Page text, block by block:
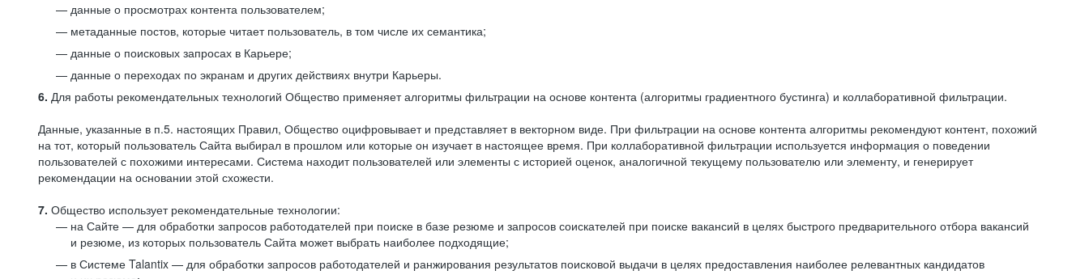
данные о просмотрах контента пользователем;
метаданные постов, которые читает пользователь, в том числе их семантика;
данные о поисковых запросах в Карьере;
данные о переходах по экранам и других действиях внутри Карьеры.
6. Для работы рекомендательных технологий Общество применяет алгоритмы фильтрации на основе контента (алгоритмы градиентного бустинга) и коллаборативной фильтрации.
Данные, указанные в п.5. настоящих Правил, Общество оцифровывает и представляет в векторном виде. При фильтрации на основе контента алгоритмы рекомендуют контент, похожий
на тот, который пользователь Сайта выбирал в прошлом или которые он изучает в настоящее время. При коллаборативной фильтрации используется информация о поведении
пользователей с похожими интересами. Система находит пользователей или элементы с историей оценок, аналогичной текущему пользователю или элементу, и генерирует
рекомендации на основании этой схожести.
7. Общество использует рекомендательные технологии:
на Сайте — для обработки запросов работодателей при поиске в базе резюме и запросов соискателей при поиске вакансий в целях быстрого предварительного отбора вакансий
и резюме, из которых пользователь Сайта может выбрать наиболее подходящие;
в Системе Talantix — для обработки запросов работодателей и ранжирования результатов поисковой выдачи в целях предоставления наиболее релевантных кандидатов